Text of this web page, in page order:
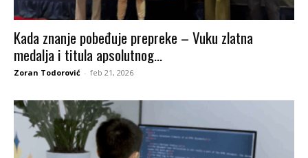
Kada znanje pobeđuje prepreke – Vuku zlatna
medalja i titula apsolutnog...
Zoran Todorović - feb 21, 2026